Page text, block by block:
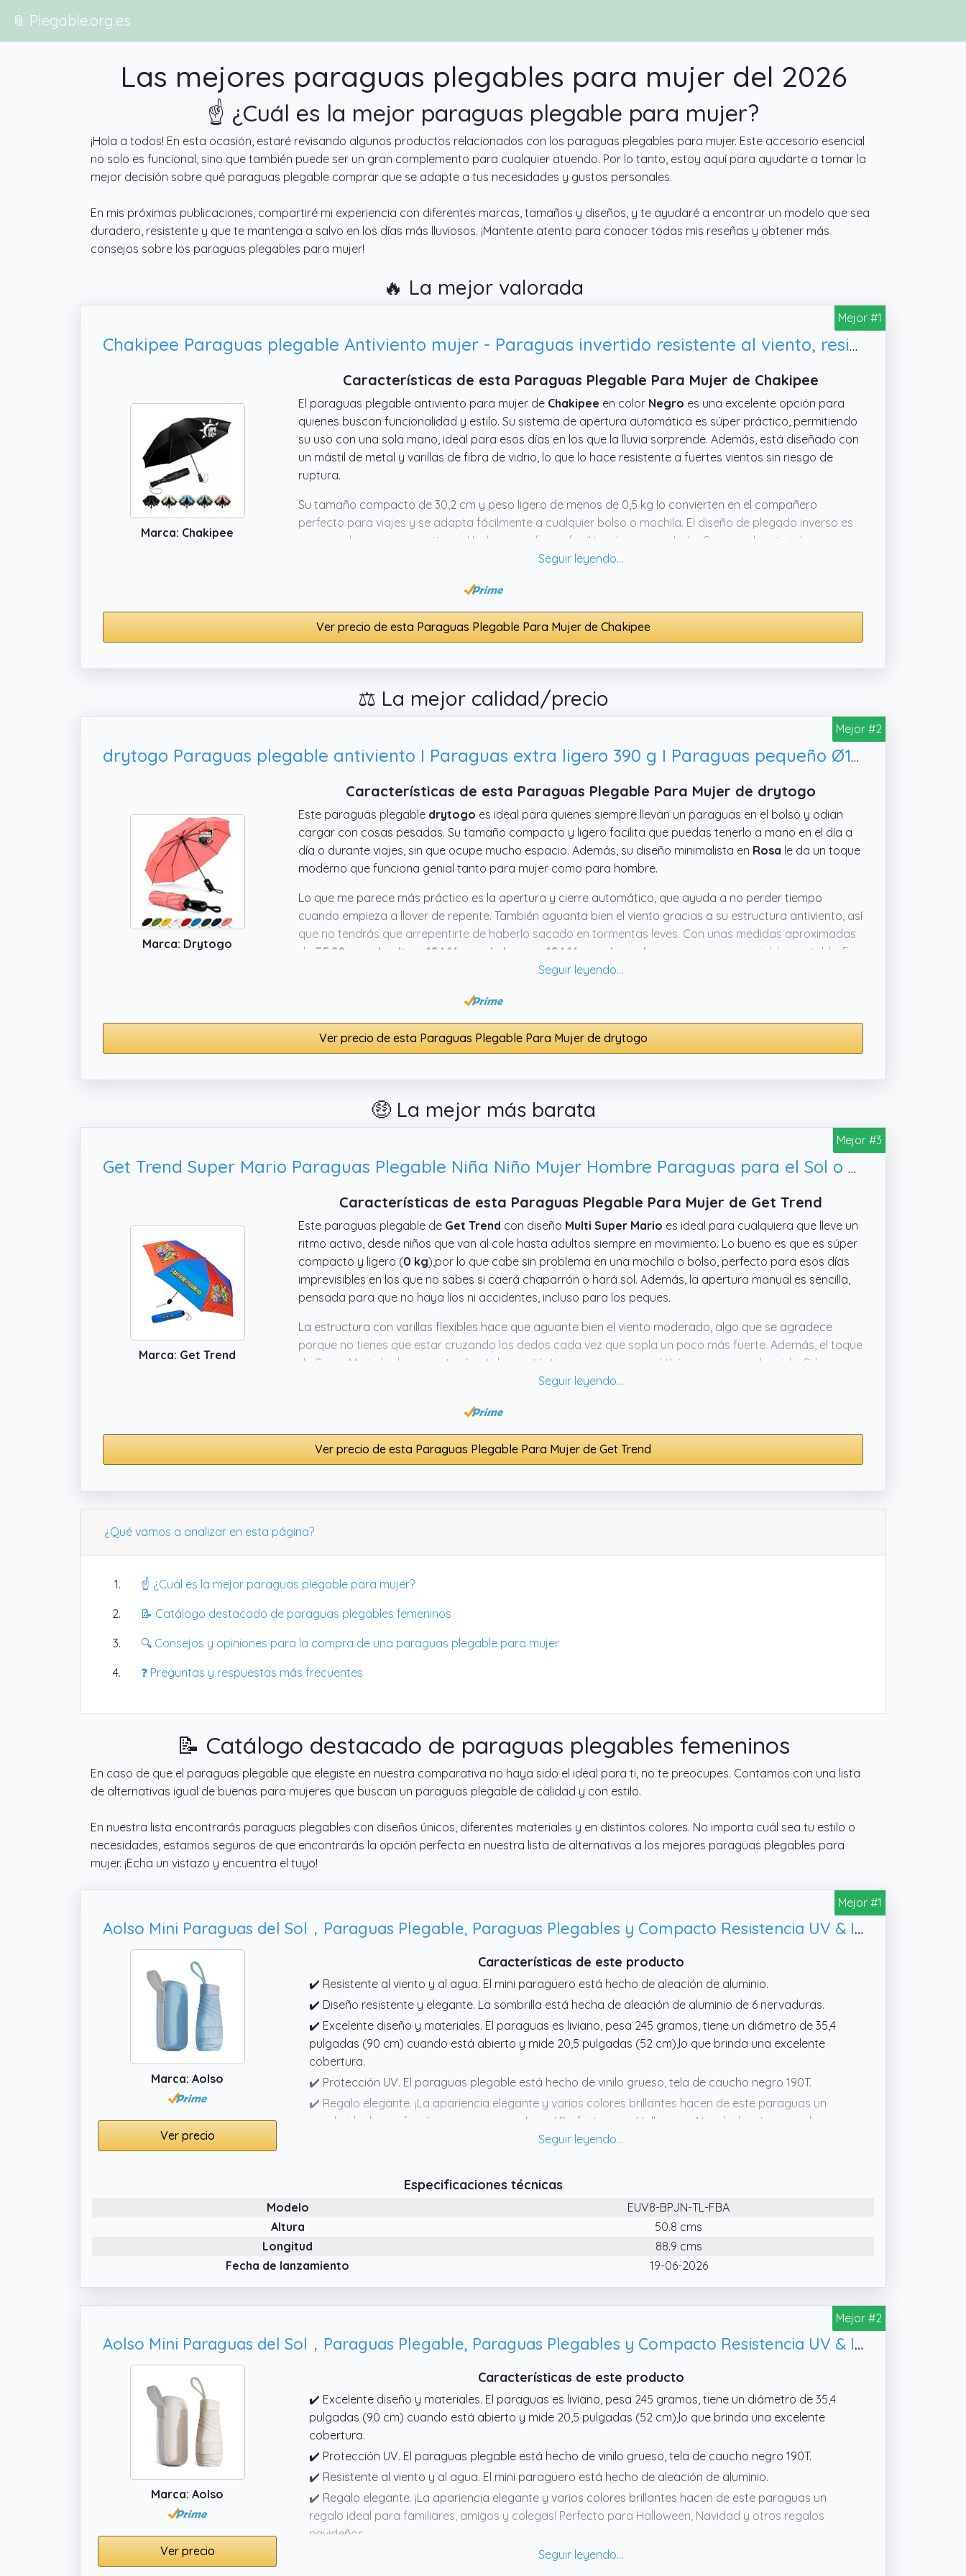
📎 Plegable.org.es
Las mejores paraguas plegables para mujer del 2026
☝️ ¿Cuál es la mejor paraguas plegable para mujer?
¡Hola a todos! En esta ocasión, estaré revisando algunos productos relacionados con los paraguas plegables para mujer. Este accesorio esencial
no solo es funcional, sino que también puede ser un gran complemento para cualquier atuendo. Por lo tanto, estoy aquí para ayudarte a tomar la
mejor decisión sobre qué paraguas plegable comprar que se adapte a tus necesidades y gustos personales.
En mis próximas publicaciones, compartiré mi experiencia con diferentes marcas, tamaños y diseños, y te ayudaré a encontrar un modelo que sea
duradero, resistente y que te mantenga a salvo en los días más lluviosos. ¡Mantente atento para conocer todas mis reseñas y obtener más
consejos sobre los paraguas plegables para mujer!
🔥 La mejor valorada
Mejor #1
Chakipee Paraguas plegable Antiviento mujer - Paraguas invertido resistente al viento, resistente a los rayos UV
Marca: Chakipee
Características de esta Paraguas Plegable Para Mujer de Chakipee
El paraguas plegable antiviento para mujer de Chakipee en color Negro es una excelente opción para
quienes buscan funcionalidad y estilo. Su sistema de apertura automática es súper práctico, permitiendo
su uso con una sola mano, ideal para esos días en los que la lluvia sorprende. Además, está diseñado con
un mástil de metal y varillas de fibra de vidrio, lo que lo hace resistente a fuertes vientos sin riesgo de
ruptura.
Su tamaño compacto de 30,2 cm y peso ligero de menos de 0,5 kg lo convierten en el compañero
perfecto para viajes y se adapta fácilmente a cualquier bolso o mochila. El diseño de plegado inverso es
un gran plus, ya que mantiene el lado seco afuera, facilitando su guardado. Gracias al material
impermeable de poliéster 210T y su protección contra rayos UV, este paraguas de
Ver precio de esta Paraguas Plegable Para Mujer de Chakipee
⚖️ La mejor calidad/precio
Mejor #2
drytogo Paraguas plegable antiviento I Paraguas extra ligero 390 g I Paraguas pequeño Ø100 cm, para viaje y uso diario I Umbrella con apertura y cierre automático I Perfecto para mujer y hombre I
Marca: Drytogo
Características de esta Paraguas Plegable Para Mujer de drytogo
Este paraguas plegable drytogo es ideal para quienes siempre llevan un paraguas en el bolso y odian
cargar con cosas pesadas. Su tamaño compacto y ligero facilita que puedas tenerlo a mano en el día a
día o durante viajes, sin que ocupe mucho espacio. Además, su diseño minimalista en Rosa le da un toque
moderno que funciona genial tanto para mujer como para hombre.
Lo que me parece más práctico es la apertura y cierre automático, que ayuda a no perder tiempo
cuando empieza a llover de repente. También aguanta bien el viento gracias a su estructura antiviento, así
que no tendrás que arrepentirte de haberlo sacado en tormentas leves. Con unas medidas aproximadas
de 55.88 cms de alto x 104.14 cms de largo x 104.14 cms de ancho
, parece muy manejable y estable. En
resumen, parece una inversión útil para no quedarse en seco ni cargar con paraguas enormes.
Ver precio de esta Paraguas Plegable Para Mujer de drytogo
🤑 La mejor más barata
Mejor #3
Get Trend Super Mario Paraguas Plegable Niña Niño Mujer Hombre Paraguas para el Sol o Lluvia Antiviento Compacto Ligero para Viaje (Multi Super Mario)
Marca: Get Trend
Características de esta Paraguas Plegable Para Mujer de Get Trend
Este paraguas plegable de Get Trend con diseño Multi Super Mario es ideal para cualquiera que lleve un
ritmo activo, desde niños que van al cole hasta adultos siempre en movimiento. Lo bueno es que es súper
compacto y ligero (0 kg),por lo que cabe sin problema en una mochila o bolso, perfecto para esos días
imprevisibles en los que no sabes si caerá chaparrón o hará sol. Además, la apertura manual es sencilla,
pensada para que no haya líos ni accidentes, incluso para los peques.
La estructura con varillas flexibles hace que aguante bien el viento moderado, algo que se agradece
porque no tienes que estar cruzando los dedos cada vez que sopla un poco más fuerte. Además, el toque
de Super Mario le da un punto divertido y auténtico que no parece el típico paraguas aburrido. Si buscas
algo práctico que aporte un poco de alegría a los días grises, esta opción de Get Trend tiene bastante
Ver precio de esta Paraguas Plegable Para Mujer de Get Trend
¿Qué vamos a analizar en esta página?
☝️ ¿Cuál es la mejor paraguas plegable para mujer?
📝 Catálogo destacado de paraguas plegables femeninos
🔍 Consejos y opiniones para la compra de una paraguas plegable para mujer
❓ Preguntas y respuestas más frecuentes
📝 Catálogo destacado de paraguas plegables femeninos
En caso de que el paraguas plegable que elegiste en nuestra comparativa no haya sido el ideal para ti, no te preocupes. Contamos con una lista
de alternativas igual de buenas para mujeres que buscan un paraguas plegable de calidad y con estilo.
En nuestra lista encontrarás paraguas plegables con diseños únicos, diferentes materiales y en distintos colores. No importa cuál sea tu estilo o
necesidades, estamos seguros de que encontrarás la opción perfecta en nuestra lista de alternativas a los mejores paraguas plegables para
mujer. ¡Echa un vistazo y encuentra el tuyo!
Mejor #1
Aolso Mini Paraguas del Sol，Paraguas Plegable, Paraguas Plegables y Compacto Resistencia UV & Impermeable-azul
Marca: Aolso
Ver precio
Características de este producto
✔️ Resistente al viento y al agua. El mini paragüero está hecho de aleación de aluminio.
✔️ Diseño resistente y elegante. La sombrilla está hecha de aleación de aluminio de 6 nervaduras.
✔️ Excelente diseño y materiales. El paraguas es liviano, pesa 245 gramos, tiene un diámetro de 35,4
pulgadas (90 cm) cuando está abierto y mide 20,5 pulgadas (52 cm),lo que brinda una excelente
cobertura.
✔️ Protección UV. El paraguas plegable está hecho de vinilo grueso, tela de caucho negro 190T.
✔️ Regalo elegante. ¡La apariencia elegante y varios colores brillantes hacen de este paraguas un
regalo ideal para familiares, amigos y colegas! Perfecto para Halloween, Navidad y otros regalos
Especificaciones técnicas
Modelo
EUV8-BPJN-TL-FBA
Altura
50.8 cms
Longitud
88.9 cms
Fecha de lanzamiento
19-06-2026
Mejor #2
Aolso Mini Paraguas del Sol，Paraguas Plegable, Paraguas Plegables y Compacto Resistencia UV & Impermeable-Blanco
Marca: Aolso
Ver precio
Características de este producto
✔️ Excelente diseño y materiales. El paraguas es liviano, pesa 245 gramos, tiene un diámetro de 35,4
pulgadas (90 cm) cuando está abierto y mide 20,5 pulgadas (52 cm),lo que brinda una excelente
cobertura.
✔️ Protección UV. El paraguas plegable está hecho de vinilo grueso, tela de caucho negro 190T.
✔️ Resistente al viento y al agua. El mini paragüero está hecho de aleación de aluminio.
✔️ Regalo elegante. ¡La apariencia elegante y varios colores brillantes hacen de este paraguas un
regalo ideal para familiares, amigos y colegas! Perfecto para Halloween, Navidad y otros regalos
navideños.
✔️ Diseño resistente y elegante. La sombrilla está hecha de aleación de aluminio de 6 nervaduras.